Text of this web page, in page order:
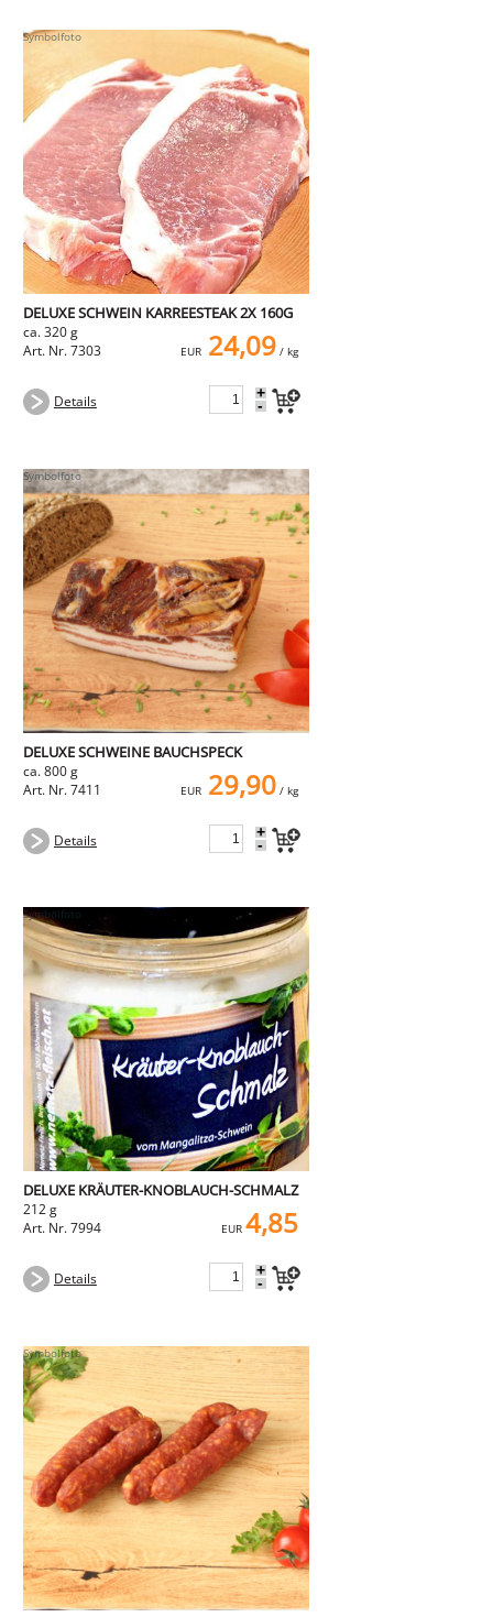
DELUXE SCHWEIN KARREESTEAK 2X 160G
ca. 320 g
Art. Nr. 7303
EUR 24,09/ kg
Details +
-
DELUXE SCHWEINE BAUCHSPECK
ca. 800 g
Art. Nr. 7411
EUR 29,90/ kg
Details +
-
DELUXE KRÄUTER-KNOBLAUCH-SCHMALZ
212 g
Art. Nr. 7994
EUR 4,85
Details +
-